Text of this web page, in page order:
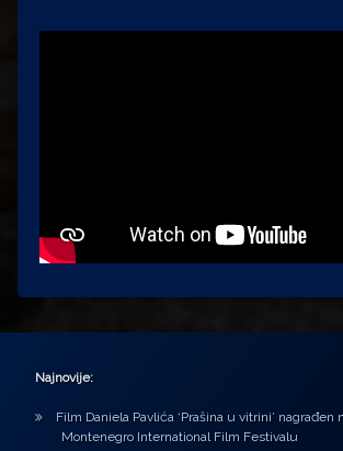
Najnovije:
Film Daniela Pavlića ‘Prašina u vitrini’ nagrađen
Montenegro International Film Festivalu